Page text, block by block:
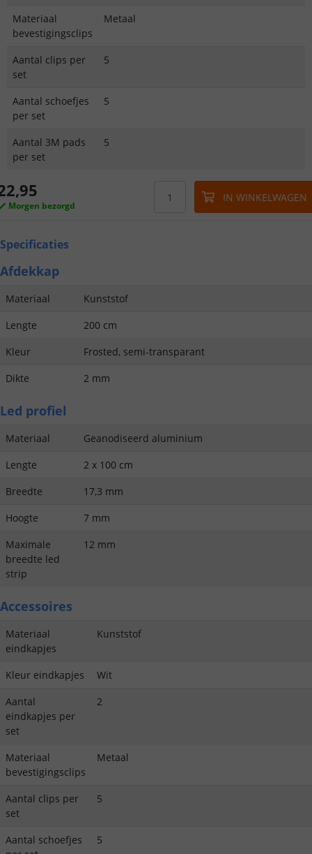
Materiaal
bevestigingsclips
Metaal
Aantal clips per
set
5
Aantal schoefjes
per set
5
Aantal 3M pads
per set
5
,95
Morgen bezorgd
IN WINKELWAGEN
Specificaties
Afdekkap
Materiaal
Kunststof
Lengte
200 cm
Kleur
Frosted, semi-transparant
Dikte
2 mm
Led profiel
Materiaal
Geanodiseerd aluminium
Lengte
2 x 100 cm
Breedte
17,3 mm
Hoogte
7 mm
Maximale
breedte led
strip
12 mm
Accessoires
Materiaal
eindkapjes
Kunststof
Kleur eindkapjes
Wit
Aantal
eindkapjes per
set
2
Materiaal
bevestigingsclips
Metaal
Aantal clips per
set
5
Aantal schoefjes
5